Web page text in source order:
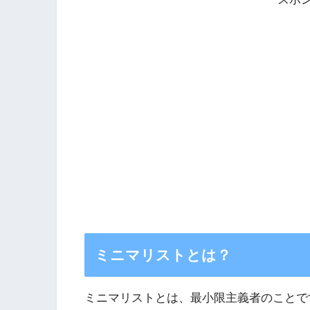
ミニマリストとは？
ミニマリストとは、最小限主義者のこと